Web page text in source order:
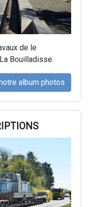
de le
Bouilladisse.
album photos